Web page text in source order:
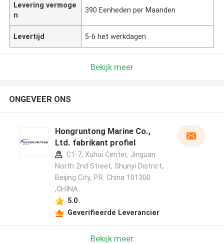
Levering vermoge
n
390 Eenheden per Maanden
Levertijd 5-6 het werkdagen
Bekijk meer
ONGEVEER ONS
Hongruntong Marine Co.,
Ltd. fabrikant profiel
C1-7, Xuhui Center, Jinguan
North 2nd Street, Shunyi District,
Beijing City, P.R. China 101300
,CHINA
5.0
Geverifieerde Leverancier
Bekijk meer